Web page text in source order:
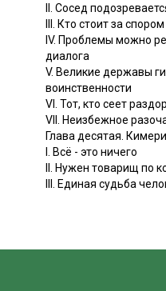
II. Сосед
III. Кто стоит за
IV. Проблемы можно
диалога
V. Великие державы
воинственности
VI. Тот, кто сеет
VII. Неизбежное
Глава десятая.
I. Всё - это ничего
II. Нужен товарищ по
III. Единая судьба